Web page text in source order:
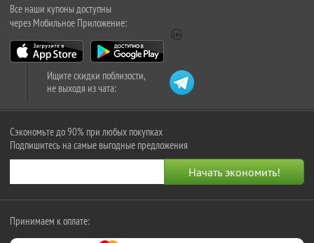
Все наши купоны доступны
через Мобильное Приложение:
Ищите скидки поблизости,
не выходя из чата:
Сэкономьте до 90% при любых покупках
Подпишитесь на самые выгодные предложения
Принимаем к оплате: